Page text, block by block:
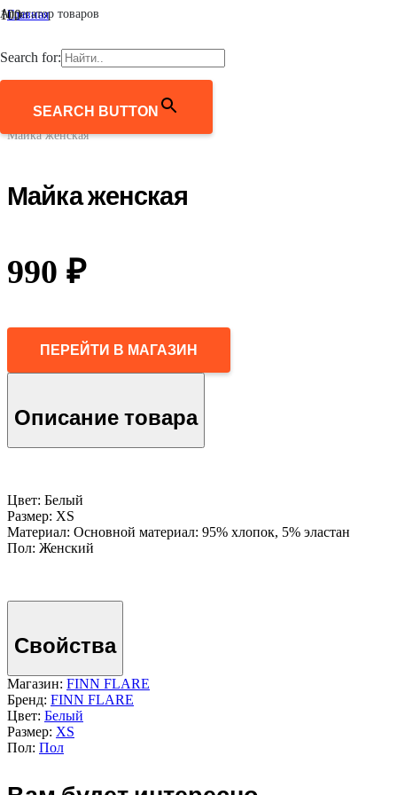
Агрегатор товаров
Search for:
SEARCH BUTTON
Главная
/
Майки и топы
Майка женская
Майка женская
990 ₽
ПЕРЕЙТИ В МАГАЗИН
Описание товара
Цвет: Белый
Размер: XS
Материал: Основной материал: 95% хлопок, 5% эластан
Пол: Женский
Свойства
Магазин: FINN FLARE
Бренд: FINN FLARE
Цвет: Белый
Размер: XS
Пол: Пол